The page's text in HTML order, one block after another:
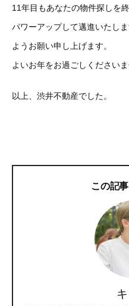
11年目もあなたの物件探しを
パワーアップして邁進いたし
ようお願い申し上げます。
よいお年をお過ごしくださいま
以上、渋井不動産でした。
この記